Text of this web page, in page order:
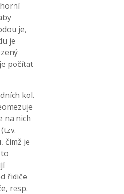
je,
je
počítat
kol.
na nich
čímž je
řidiče
resp.